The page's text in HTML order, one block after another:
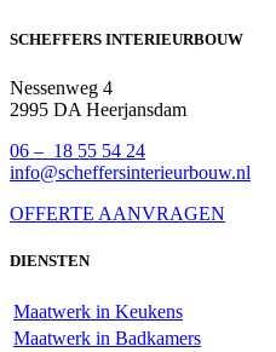
SCHEFFERS INTERIEURBOUW
Nessenweg 4
2995 DA Heerjansdam
06 – 18 55 54 24
info@scheffersinterieurbouw.nl
OFFERTE AANVRAGEN
DIENSTEN
Maatwerk in Keukens
Maatwerk in Badkamers